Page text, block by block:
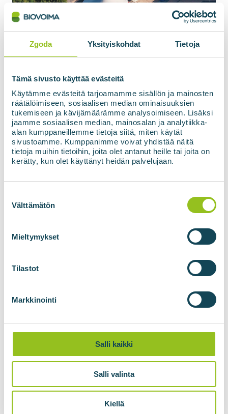
Zgoda Yksityiskohdat Tietoja
Tämä sivusto käyttää evästeitä
Käytämme evästeitä tarjoamamme sisällön ja mainosten
räätälöimiseen, sosiaalisen median ominaisuuksien
tukemiseen ja kävijämäärämme analysoimiseen. Lisäksi
jaamme sosiaalisen median, mainosalan ja analytiikka-
alan kumppaneillemme tietoja siitä, miten käytät
sivustoamme. Kumppanimme voivat yhdistää näitä
tietoja muihin tietoihin, joita olet antanut heille tai joita on
kerätty, kun olet käyttänyt heidän palvelujaan.
valinta
Välttämätön
Mieltymykset
Tilastot
Markkinointi
Salli kaikki
Salli valinta
Kiellä
Bądź na bieżąco z
najnowszymi
wiadomościami na
temat energii
odnawialnej
Adres e-mail*
Zgoda*
Wyrażam zgodę na wykorzystanie moich